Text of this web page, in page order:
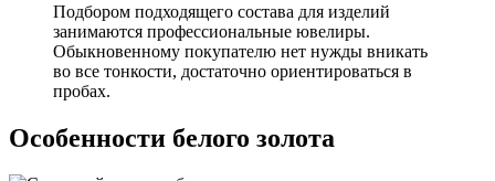
Подбором подходящего состава для изделий
занимаются профессиональные ювелиры.
Обыкновенному покупателю нет нужды вникать
во все тонкости, достаточно ориентироваться в
пробах.
Особенности белого золота